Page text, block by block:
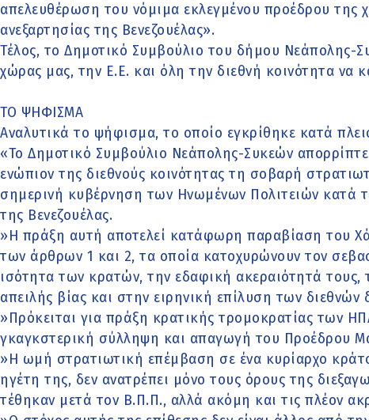
απελευθέρωση του νόμιμα εκλεγμένου προέδρου της
ανεξαρτησίας της Βενεζουέλας».
Τέλος, το Δημοτικό Συμβούλιο του δήμου Νεάπολης-
χώρας μας, την Ε.Ε. και όλη την διεθνή κοινότητα να
ΤΟ ΨΗΦΙΣΜΑ
Αναλυτικά το ψήφισμα, το οποίο εγκρίθηκε κατά
«Το Δημοτικό Συμβούλιο Νεάπολης-Συκεών
ενώπιον της διεθνούς κοινότητας τη σοβαρή
σημερινή κυβέρνηση των Ηνωμένων Πολιτειών κατά
της Βενεζουέλας.
»Η πράξη αυτή αποτελεί κατάφωρη παραβίαση του
των άρθρων 1 και 2, τα οποία κατοχυρώνουν τον
ισότητα των κρατών, την εδαφική ακεραιότητά
απειλής βίας και στην ειρηνική επίλυση των διεθνών
»Πρόκειται για πράξη κρατικής τρομοκρατίας των
γκαγκστερική σύλληψη και απαγωγή του Προέδρου
»Η ωμή στρατιωτική επέμβαση σε ένα κυρίαρχο
ηγέτη της, δεν ανατρέπει μόνο τους όρους της
τέθηκαν μετά τον Β.Π.Π., αλλά ακόμη και τις πλέον